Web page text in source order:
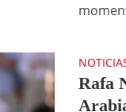
Rafa